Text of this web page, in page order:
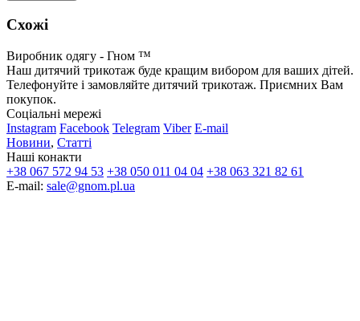
Схожі
Виробник одягу - Гном ™
Наш дитячий трикотаж буде кращим вибором для ваших дітей.
Телефонуйте і замовляйте дитячий трикотаж. Приємних Вам
покупок.
Соціальні мережі
Instagram Facebook Telegram Viber E-mail
Новини, Статті
Наші конакти
+38 067 572 94 53 +38 050 011 04 04 +38 063 321 82 61
E-mail: sale@gnom.pl.ua